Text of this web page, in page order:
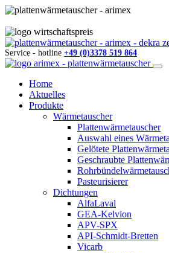
Service - hotline +49 (0)3378 519 864
Home
Aktuelles
Produkte
Wärmetauscher
Plattenwärmetauscher
Auswahl eines
Gelötete
Geschraubte
Pasteurisierer
Dichtungen
AlfaLaval
GEA-Kelvion
APV-SPX
API-Schmidt-Bretten
Vicarb